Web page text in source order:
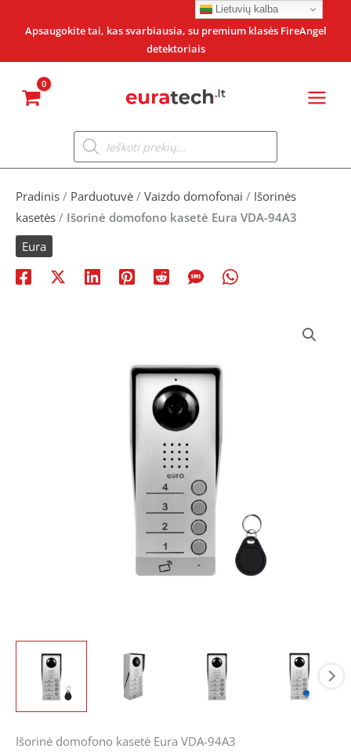
Apsaugokite tai, kas svarbiausia, su premium klasės FireAngel
detektoriais
Products
search
Pradinis / Parduotuvė / Vaizdo domofonai / Išorinės
kasetės / Išorinė domofono kasetė Eura VDA-94A3
Eura
Išorinė domofono kasetė Eura VDA-94A3
Lietuvių kalba